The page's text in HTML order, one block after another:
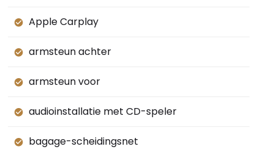
Apple Carplay
armsteun achter
armsteun voor
audioinstallatie met CD-speler
bagage-scheidingsnet